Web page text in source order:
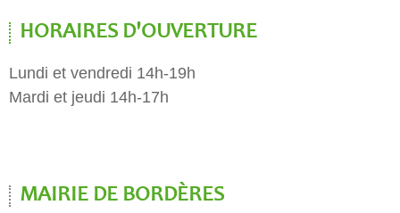
HORAIRES D'OUVERTURE
Lundi et vendredi 14h-19h
Mardi et jeudi 14h-17h
MAIRIE DE BORDÈRES